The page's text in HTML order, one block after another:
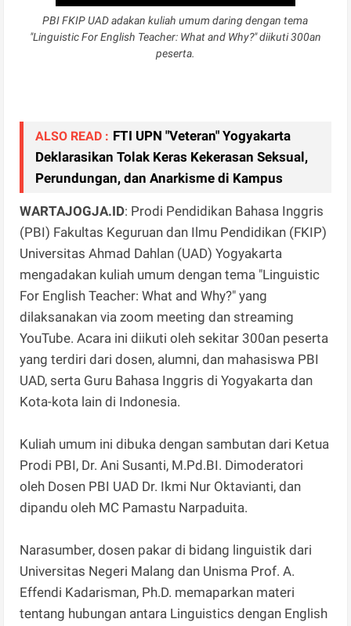
PBI FKIP UAD adakan kuliah umum daring dengan tema
"Linguistic For English Teacher: What and Why?" diikuti 300an
peserta.
ALSO READ : FTI UPN "Veteran" Yogyakarta
Deklarasikan Tolak Keras Kekerasan Seksual,
Perundungan, dan Anarkisme di Kampus
WARTAJOGJA.ID: Prodi Pendidikan Bahasa Inggris
(PBI) Fakultas Keguruan dan Ilmu Pendidikan (FKIP)
Universitas Ahmad Dahlan (UAD) Yogyakarta
mengadakan kuliah umum dengan tema "Linguistic
For English Teacher: What and Why?" yang
dilaksanakan via zoom meeting dan streaming
YouTube. Acara ini diikuti oleh sekitar 300an peserta
yang terdiri dari dosen, alumni, dan mahasiswa PBI
UAD, serta Guru Bahasa Inggris di Yogyakarta dan
Kota-kota lain di Indonesia.
Kuliah umum ini dibuka dengan sambutan dari Ketua
Prodi PBI, Dr. Ani Susanti, M.Pd.BI. Dimoderatori
oleh Dosen PBI UAD Dr. Ikmi Nur Oktavianti, dan
dipandu oleh MC Pamastu Narpaduita.
Narasumber, dosen pakar di bidang linguistik dari
Universitas Negeri Malang dan Unisma Prof. A.
Effendi Kadarisman, Ph.D. memaparkan materi
tentang hubungan antara Linguistics dengan English